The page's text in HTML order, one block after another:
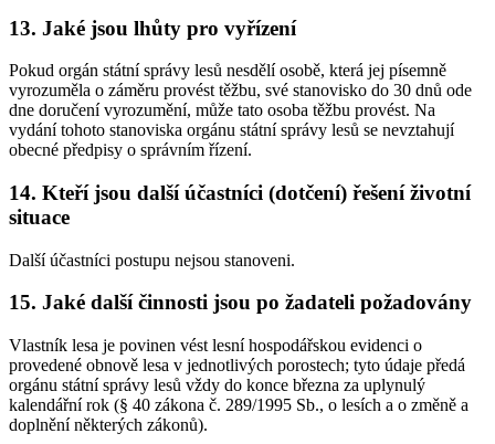
13. Jaké jsou lhůty pro vyřízení
Pokud orgán státní správy lesů nesdělí osobě, která jej písemně
vyrozuměla o záměru provést těžbu, své stanovisko do 30 dnů ode
dne doručení vyrozumění, může tato osoba těžbu provést. Na
vydání tohoto stanoviska orgánu státní správy lesů se nevztahují
obecné předpisy o správním řízení.
14. Kteří jsou další účastníci (dotčení) řešení životní
situace
Další účastníci postupu nejsou stanoveni.
15. Jaké další činnosti jsou po žadateli požadovány
Vlastník lesa je povinen vést lesní hospodářskou evidenci o
provedené obnově lesa v jednotlivých porostech; tyto údaje předá
orgánu státní správy lesů vždy do konce března za uplynulý
kalendářní rok (§ 40 zákona č. 289/1995 Sb., o lesích a o změně a
doplnění některých zákonů).